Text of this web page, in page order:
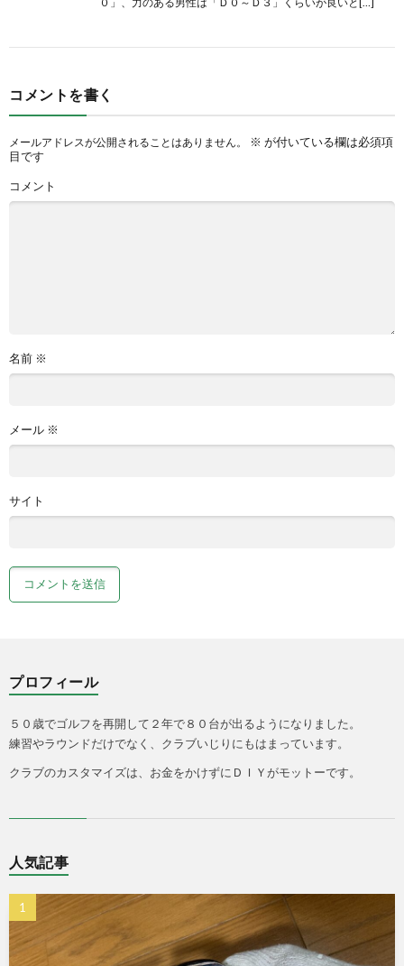
コメントを書く
メールアドレスが公開されることはありません。 ※ が付いている欄は必須項
目です
コメント
名前 ※
メール ※
サイト
プロフィール
５０歳でゴルフを再開して２年で８０台が出るようになりました。
練習やラウンドだけでなく、クラブいじりにもはまっています。
クラブのカスタマイズは、お金をかけずにＤＩＹがモットーです。
人気記事